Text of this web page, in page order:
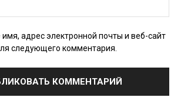
имя, адрес электронной почты и веб-сайт
следующего комментария.